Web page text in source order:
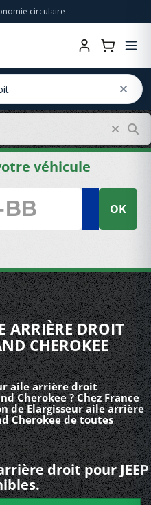
circulaire
véhicule
OK
ARRIÈRE DROIT
CHEROKEE
aile arrière droit
Cherokee ? Chez France
de Elargisseur aile arrière
Cherokee de toutes
droit pour JEEP